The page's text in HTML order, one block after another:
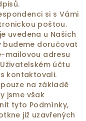
si s Vámi
poštou.
uvedena u Našich
budeme doručovat
mailovou adresu
účtu
kontaktovali.
na základě
jsme však
tyto Podmínky,
již uzavřených